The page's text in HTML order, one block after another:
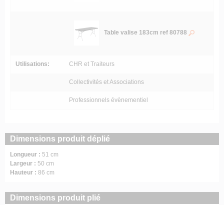
Table valise 183cm ref 80788
Utilisations: CHR et Traiteurs
Collectivités et Associations
Professionnels évènementiel
Dimensions produit déplié
Longueur : 51 cm
Largeur : 50 cm
Hauteur : 86 cm
Dimensions produit plié